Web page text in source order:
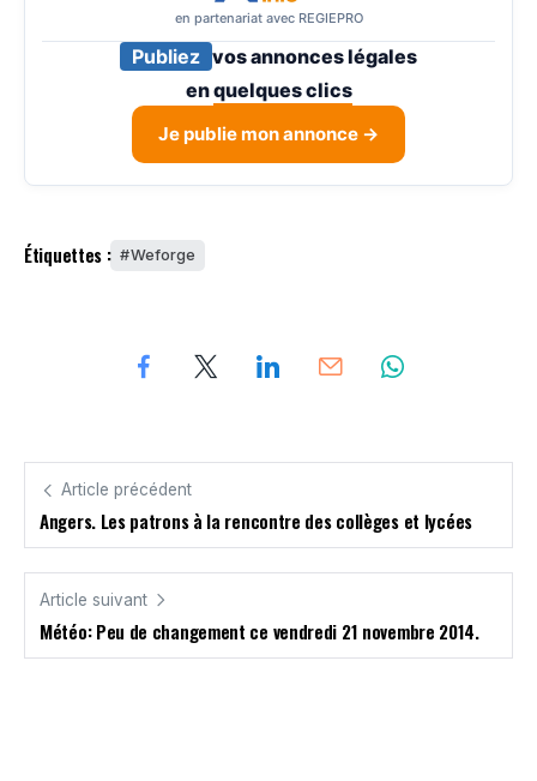
en partenariat avec REGIEPRO
Publiez vos annonces légales
enquelques clics
Je publie mon annonce →
Étiquettes : Weforge
Article précédent
Angers. Les patrons à la rencontre des collèges et lycées
Article suivant
Météo: Peu de changement ce vendredi 21 novembre 2014.